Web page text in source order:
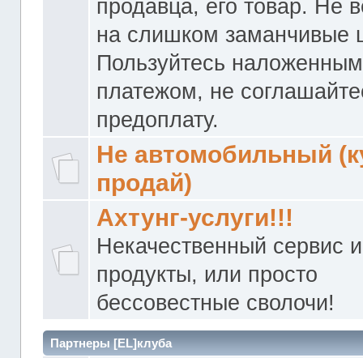
продавца, его товар. Не
на слишком заманчивые
Пользуйтесь наложенным
платежом, не
предоплату.
Не автомобильный
продай)
Ахтунг-услуги!!!
Некачественный сервис и
продукты, или просто
бессовестные сволочи!
Партнеры [EL]клуба